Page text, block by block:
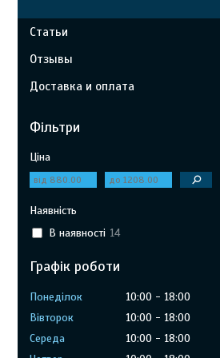
Статьи
Отзывы
Доставка и оплата
Фільтри
Ціна
Наявність
В наявності 14
Графік роботи
Понеділок 10:00
18:00
Вівторок
10:00
18:00
Середа
10:00
18:00